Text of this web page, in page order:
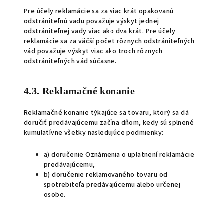
Pre účely reklamácie sa za viac krát opakovanú
odstrániteľnú vadu považuje výskyt jednej
odstrániteľnej vady viac ako dva krát. Pre účely
reklamácie sa za väčší počet rôznych odstrániteľných
vád považuje výskyt viac ako troch rôznych
odstrániteľných vád súčasne.
4.3. Reklamačné konanie
Reklamačné konanie týkajúce sa tovaru, ktorý sa dá
doručiť predávajúcemu začína dňom, kedy sú splnené
kumulatívne všetky nasledujúce podmienky:
a) doručenie Oznámenia o uplatnení reklamácie
predávajúcemu,
b) doručenie reklamovaného tovaru od
spotrebiteľa predávajúcemu alebo určenej
osobe.